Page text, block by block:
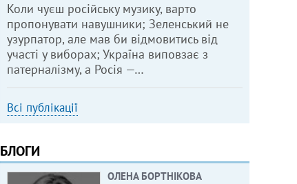
Коли чуєш російську музику, варто
пропонувати навушники; Зеленський не
узурпатор, але мав би відмовитись від
участі у виборах; Україна виповзає з
патерналізму, а Росія —…
Всі публікації
БЛОГИ
ОЛЕНА БОРТНІКОВА